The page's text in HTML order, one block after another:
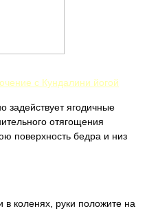
с Кундалини йогой
задействует ягодичные
отягощения
поверхность бедра и низ
в коленях, руки положите на